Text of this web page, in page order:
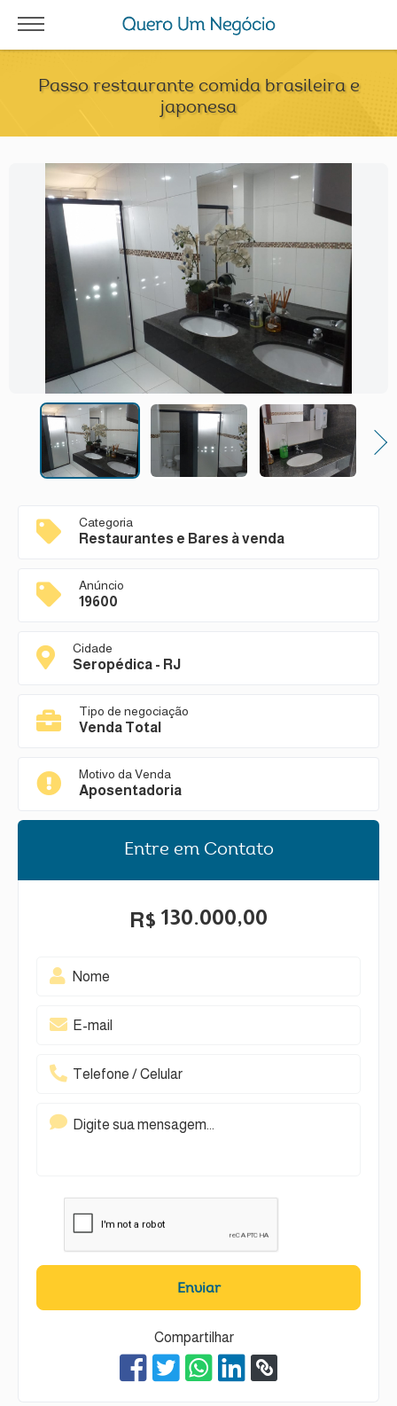
Passo restaurante comida brasileira e
japonesa
Next
Categoria
Restaurantes e Bares à venda
Anúncio
19600
Cidade
Seropédica - RJ
Tipo de negociação
Venda Total
Motivo da Venda
Aposentadoria
Entre em Contato
R$ 130.000,00
Enviar
Compartilhar